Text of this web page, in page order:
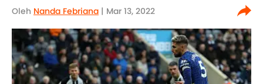
Oleh Nanda Febriana | Mar 13, 2022